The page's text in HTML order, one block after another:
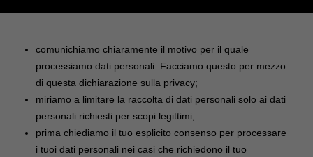
comunichiamo chiaramente il motivo per il quale
processiamo dati personali. Facciamo questo per mezzo
di questa dichiarazione sulla privacy;
miriamo a limitare la raccolta di dati personali solo ai dati
personali richiesti per scopi legittimi;
prima chiediamo il tuo esplicito consenso per processare
i tuoi dati personali nei casi che richiedono il tuo